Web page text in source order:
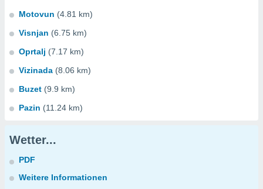
Motovun (4.81 km)
Visnjan (6.75 km)
Oprtalj (7.17 km)
Vizinada (8.06 km)
Buzet (9.9 km)
Pazin (11.24 km)
Wetter...
PDF
Weitere Informationen